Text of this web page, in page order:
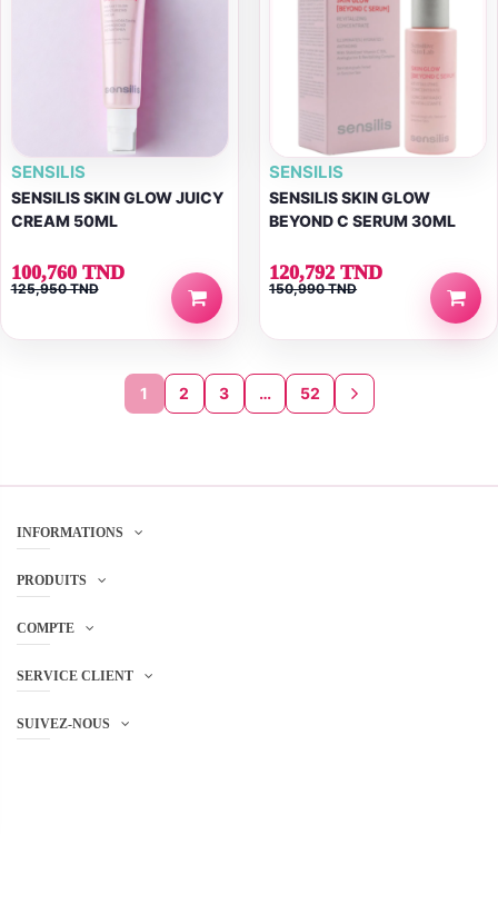
SENSILIS
SENSILIS SKIN GLOW JUICY
CREAM 50ML
100,760 TND
125,950 TND
SENSILIS
SENSILIS SKIN GLOW
BEYOND C SERUM 30ML
120,792 TND
150,990 TND
1 2 3 … 52
INFORMATIONS
PRODUITS
COMPTE
SERVICE CLIENT
SUIVEZ-NOUS